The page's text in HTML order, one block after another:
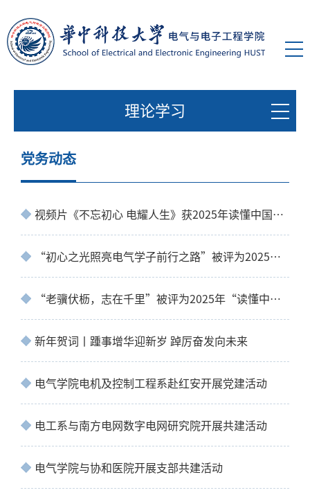
理论学习
党务动态
视频片《不忘初心 电耀人生》获2025年读懂中国最佳微视频奖
“初心之光照亮电气学子前行之路”被评为2025年“读懂中国”最佳征文奖（尹项根老师）
“老骥伏枥，志在千里”被评为2025年“读懂中国”最佳征文奖（梁汉老师）
新年贺词丨踵事增华迎新岁 踔厉奋发向未来
电气学院电机及控制工程系赴红安开展党建活动
电工系与南方电网数字电网研究院开展共建活动
电气学院与协和医院开展支部共建活动